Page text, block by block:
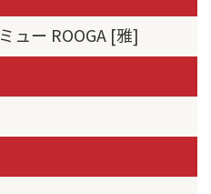
ュー ROOGA [雅]